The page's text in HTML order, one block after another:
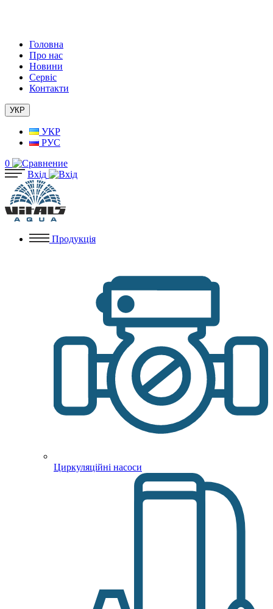
Головна
Про нас
Новини
Сервіс
Контакти
УКР
УКР
РУС
0
Вхід
Продукція
Циркуляційні насоси